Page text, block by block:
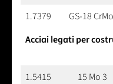
1.7379
GS-18
Acciai legati per
1.5415
15 Mo 3